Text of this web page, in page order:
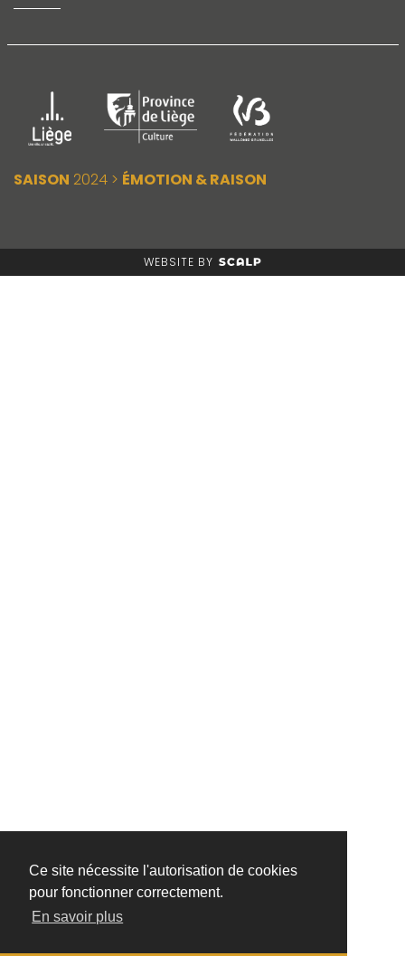
Ce site nécessite l'autorisation de cookies
pour fonctionner correctement.
En savoir plus
SAISON 2024 > ÉMOTION & RAISON
WEBSITE BY